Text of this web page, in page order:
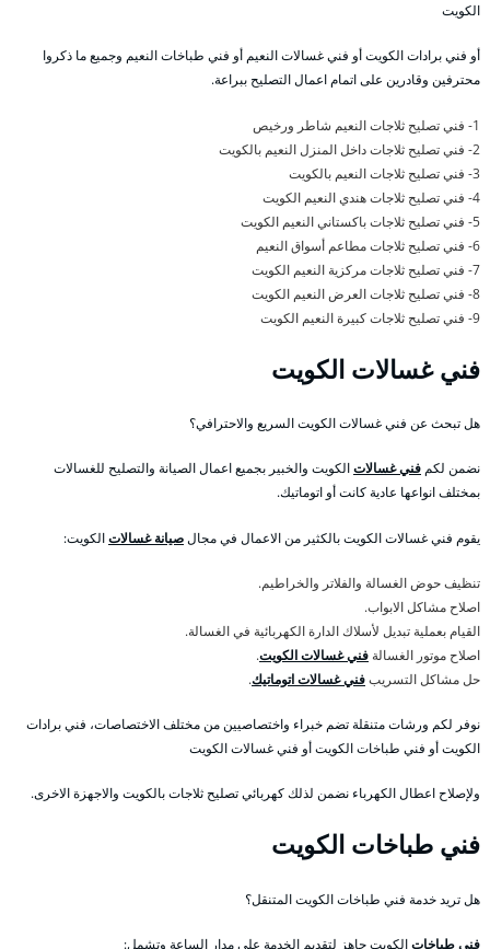
الكويت
أو فني برادات الكويت أو فني غسالات النعيم أو فني طباخات النعيم وجميع ما ذكروا
محترفين وقادرين على اتمام اعمال التصليح ببراعة.
1- فني تصليح ثلاجات النعيم شاطر ورخيص
2- فني تصليح ثلاجات داخل المنزل النعيم بالكويت
3- فني تصليح ثلاجات النعيم بالكويت
4- فني تصليح ثلاجات هندي النعيم الكويت
5- فني تصليح ثلاجات باكستاني النعيم الكويت
6- فني تصليح ثلاجات مطاعم أسواق النعيم
7- فني تصليح ثلاجات مركزية النعيم الكويت
8- فني تصليح ثلاجات العرض النعيم الكويت
9- فني تصليح ثلاجات كبيرة النعيم الكويت
فني غسالات الكويت
هل تبحث عن فني غسالات الكويت السريع والاحترافي؟
نضمن لكمفني غسالاتالكويت والخبير بجميع اعمال الصيانة والتصليح للغسالات
بمختلف انواعها عادية كانت أو اتوماتيك.
يقوم فني غسالات الكويت بالكثير من الاعمال في مجالصيانة غسالاتالكويت:
تنظيف حوض الغسالة والفلاتر والخراطيم.
اصلاح مشاكل الابواب.
القيام بعملية تبديل لأسلاك الدارة الكهربائية في الغسالة.
اصلاح موتور الغسالة فني غسالات الكويت.
حل مشاكل التسريبفني غسالات اتوماتيك.
نوفر لكم ورشات متنقلة تضم خبراء واختصاصيين من مختلف الاختصاصات، فني برادات
الكويت أو فني طباخات الكويت أو فني غسالات الكويت
ولإصلاح اعطال الكهرباء نضمن لذلك كهربائي تصليح ثلاجات بالكويت والاجهزة الاخرى.
فني طباخات الكويت
هل تريد خدمة فني طباخات الكويت المتنقل؟
فني طباخاتالكويت جاهز لتقديم الخدمة على مدار الساعة وتشمل: